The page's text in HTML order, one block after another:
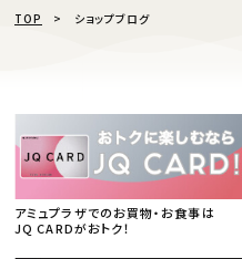
TOP ショップブログ
アミュプラザでのお買物・お食事は
JQ CARDがおトク！